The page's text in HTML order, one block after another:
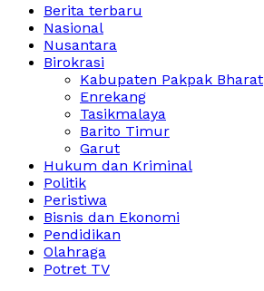
Berita terbaru
Nasional
Nusantara
Birokrasi
Kabupaten Pakpak Bharat
Enrekang
Tasikmalaya
Barito Timur
Garut
Hukum dan Kriminal
Politik
Peristiwa
Bisnis dan Ekonomi
Pendidikan
Olahraga
Potret TV